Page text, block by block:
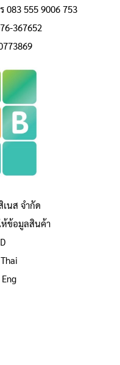
083 555 9006 753
367652
นส จำกัด
ห้ข้อมูลสินค้า